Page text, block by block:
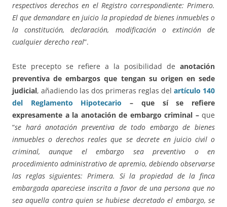
respectivos derechos en el Registro correspondiente: Primero.
El que demandare en juicio la propiedad de bienes inmuebles o
la constitución, declaración, modificación o extinción de
cualquier derecho real”.
Este precepto se refiere a la posibilidad de anotación
preventiva de embargos que tengan su origen en sede
judicial, añadiendo las dos primeras reglas del artículo 140
del Reglamento Hipotecario – que sí se refiere
expresamente a la anotación de embargo criminal –que
“se hará anotación preventiva de todo embargo de bienes
inmuebles o derechos reales que se decrete en juicio civil o
criminal, aunque el embargo sea preventivo o en
procedimiento administrativo de apremio, debiendo observarse
las reglas siguientes: Primera. Si la propiedad de la finca
embargada apareciese inscrita a favor de una persona que no
sea aquella contra quien se hubiese decretado el embargo, se